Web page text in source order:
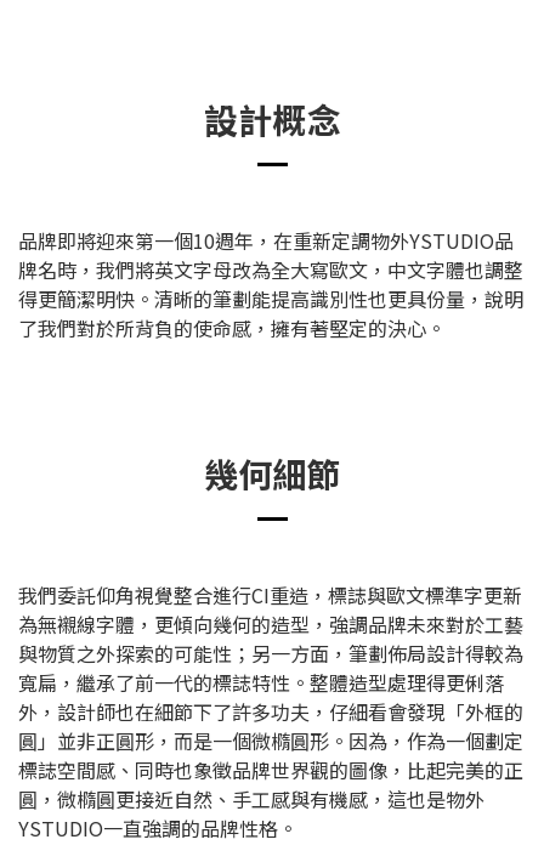
設計概念
品牌即將迎來第一個10週年，在重新定調物外YSTUDIO品
牌名時，我們將英文字母改為全大寫歐文，中文字體也調整
得更簡潔明快。清晰的筆劃能提高識別性也更具份量，說明
了我們對於所背負的使命感，擁有著堅定的決心。
幾何細節
我們委託仰角視覺整合進行CI重造，標誌與歐文標準字更新
為無襯線字體，更傾向幾何的造型，強調品牌未來對於工藝
與物質之外探索的可能性；另一方面，筆劃佈局設計得較為
寬扁，繼承了前一代的標誌特性。整體造型處理得更俐落
外，設計師也在細節下了許多功夫，仔細看會發現「外框的
圓」並非正圓形，而是一個微橢圓形。因為，作為一個劃定
標誌空間感、同時也象徵品牌世界觀的圖像，比起完美的正
圓，微橢圓更接近自然、手工感與有機感，這也是物外
YSTUDIO一直強調的品牌性格。